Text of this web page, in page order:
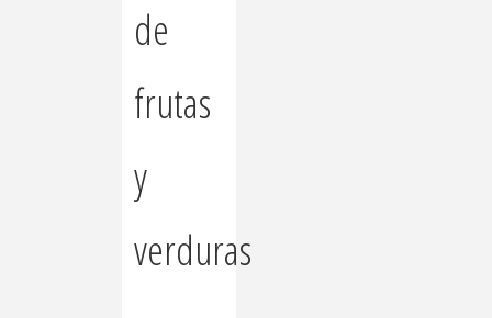
de
frutas
y
verduras